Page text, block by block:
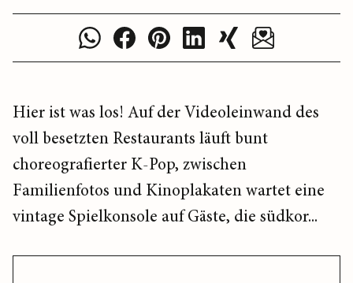
Hier ist was los! Auf der Videoleinwand des
voll besetzten Restaurants läuft bunt
choreografierter K-Pop, zwischen
Familienfotos und Kinoplakaten wartet eine
vintage Spielkonsole auf Gäste, die südkor...